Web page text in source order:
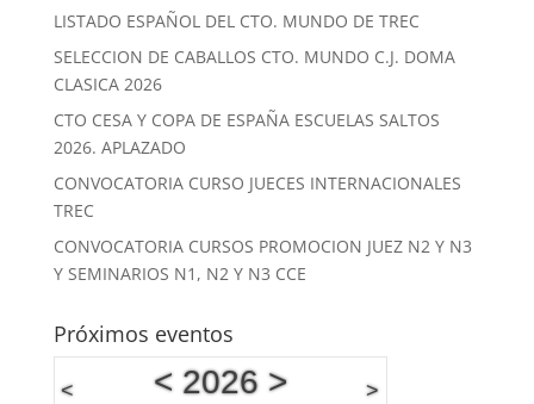
LISTADO ESPAÑOL DEL CTO. MUNDO DE TREC
SELECCION DE CABALLOS CTO. MUNDO C.J. DOMA
CLASICA 2026
CTO CESA Y COPA DE ESPAÑA ESCUELAS SALTOS
2026. APLAZADO
CONVOCATORIA CURSO JUECES INTERNACIONALES
TREC
CONVOCATORIA CURSOS PROMOCION JUEZ N2 Y N3
Y SEMINARIOS N1, N2 Y N3 CCE
Próximos eventos
< < 2026> >